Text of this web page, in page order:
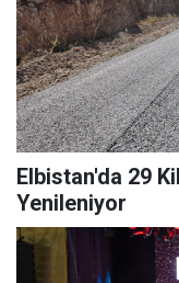
Elbistan'da 29
Yenileniyor